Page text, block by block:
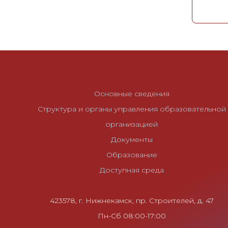
з
м
Основные сведения
Структура и органы управления образовательной
организацией
Документы
Образование
Доступная среда
423578, г. Нижнекамск, пр. Строителей, д. 47
Пн-Сб 08:00-17:00